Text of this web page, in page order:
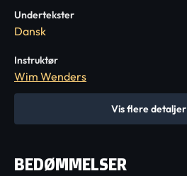
Undertekster
Dansk
Instruktør
Wim Wenders
Vis flere detaljer
BEDØMMELSER